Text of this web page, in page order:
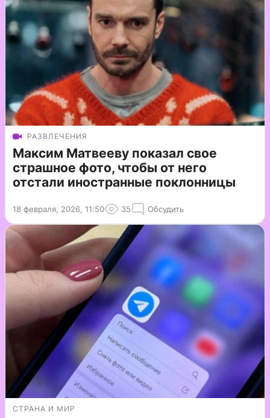
РАЗВЛЕЧЕНИЯ
Максим Матвееву показал свое
страшное фото, чтобы от него
отстали иностранные поклонницы
18 февраля, 2026, 11:50 35 Обсудить
СТРАНА И МИР